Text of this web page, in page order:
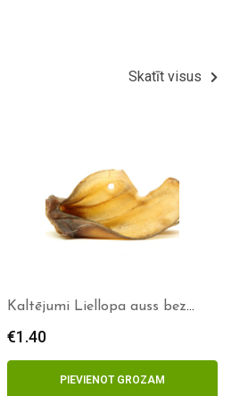
Skatīt visus
Kaltējumi Liellopa auss bez
€1.40
PIEVIENOT GROZAM